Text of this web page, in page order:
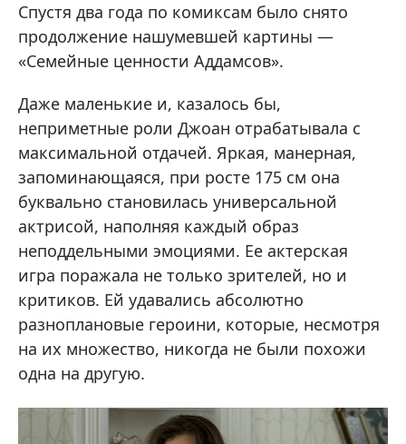
Спустя два года по комиксам было снято
продолжение нашумевшей картины —
«Семейные ценности Аддамсов».
Даже маленькие и, казалось бы,
неприметные роли Джоан отрабатывала с
максимальной отдачей. Яркая, манерная,
запоминающаяся, при росте 175 см она
буквально становилась универсальной
актрисой, наполняя каждый образ
неподдельными эмоциями. Ее актерская
игра поражала не только зрителей, но и
критиков. Ей удавались абсолютно
разноплановые героини, которые, несмотря
на их множество, никогда не были похожи
одна на другую.